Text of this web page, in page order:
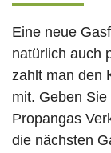
Eine neue
natürlich auch
zahlt man den
mit. Geben
Propangas
die nächsten